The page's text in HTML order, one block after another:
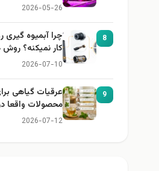
2026-05-26
8
چرا آبمیوه
کار نمیکنه؟
2026-07-10
9
عرقیات گیاهی
محصولات واقعا
دارند؟
2026-07-12